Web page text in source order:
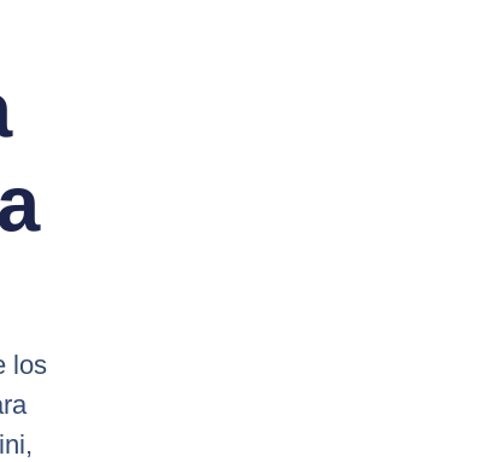
los